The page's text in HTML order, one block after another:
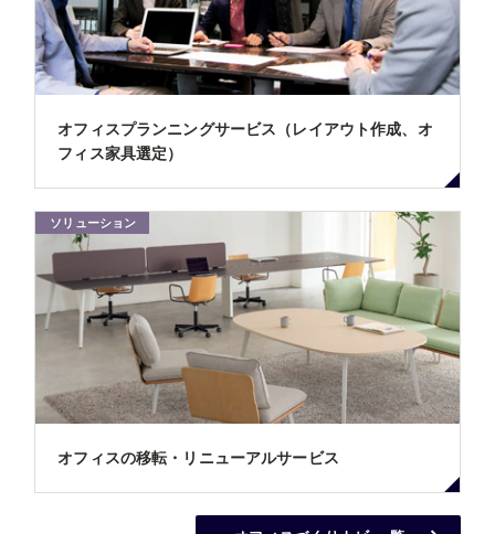
オフィスプランニングサービス（レイアウト作成、オ
フィス家具選定）
ソリューション
オフィスの移転・リニューアルサービス